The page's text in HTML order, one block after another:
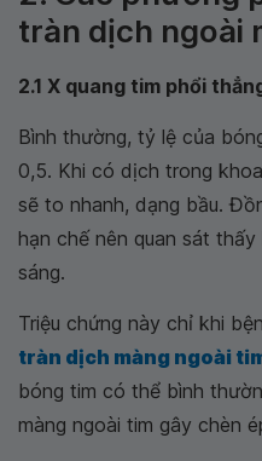
tràn dịch ngoài
2.1 X quang tim phổi
Bình thường, tỷ lệ của
0,5. Khi có dịch trong
sẽ to nhanh, dạng bầu.
hạn chế nên quan sát
sáng.
Triệu chứng này chỉ khi
tràn dịch màng ngoài
bóng tim có thể bình
màng ngoài tim gây chèn